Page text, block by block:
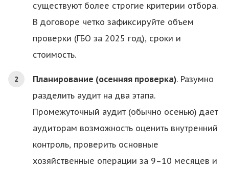
существуют более строгие критерии отбора.
В договоре четко зафиксируйте объем
проверки (ГБО за 2025 год), сроки и
стоимость.
Планирование (осенняя проверка). Разумно
разделить аудит на два этапа.
Промежуточный аудит (обычно осенью) дает
аудиторам возможность оценить внутренний
контроль, проверить основные
хозяйственные операции за 9–10 месяцев и